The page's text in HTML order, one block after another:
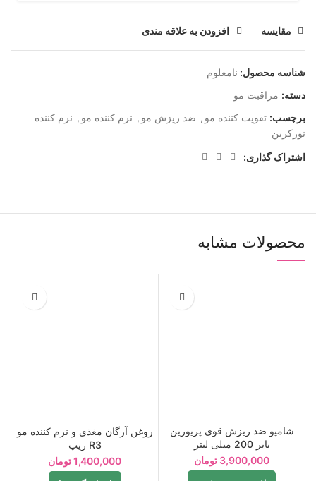
مقايسه افزودن به علاقه مندی
شناسه محصول: نامعلوم
دسته: مراقبت مو
برچسب: تقویت کننده مو , ضد ریزش مو , نرم کننده مو , نرم کننده
نورکرین
اشتراک گذاری:
محصولات مشابه
شامپو ضد ریزش قوی پریورین
بایر 200 میلی لیتر
3,900,000 تومان
روغن آرگان مغذی و نرم کننده مو
R3 ریپ
1,400,000تومان